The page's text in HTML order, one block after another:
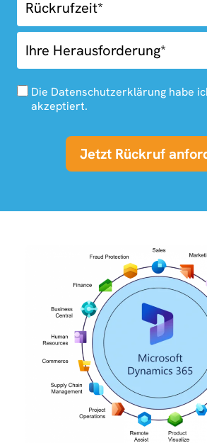
Die Datenschutzerklärung habe
akzeptiert.
Jetzt Rückruf